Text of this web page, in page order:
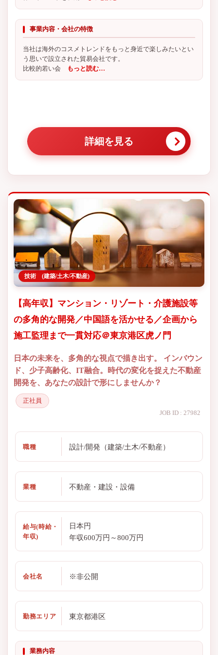
事業内容・会社の特徴
当社は海外のコスメトレンドをもっと身近で楽しみたいとい
う思いで設立された貿易会社です。
比較的若い会 もっと読む…
詳細を見る
技術 (建築/土木/不動産)
【高年収】マンション・リゾート・介護施設等
の多角的な開発／中国語を活かせる／企画から
施工監理まで一貫対応＠東京港区虎ノ門
日本の未来を、多角的な視点で描き出す。 インバウン
ド、少子高齢化、IT融合。時代の変化を捉えた不動産
開発を、あなたの設計で形にしませんか？
正社員
JOB ID : 27982
職種 設計/開発（建築/土木/不動産）
業種 不動産・建設・設備
給与(時給・
年収)
日本円
年収600万円～800万円
会社名 ※非公開
勤務エリア 東京都港区
業務内容